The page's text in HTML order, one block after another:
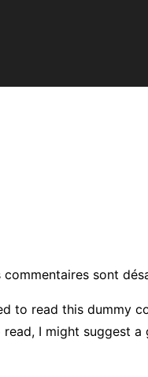
commentaires sont
to read this
I might suggest a